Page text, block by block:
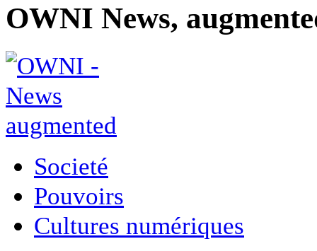
OWNI News,
Societé
Pouvoirs
Cultures numériques